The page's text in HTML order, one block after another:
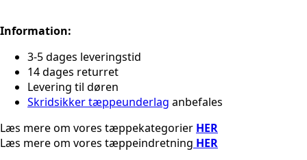
Information:
3-5 dages leveringstid
14 dages returret
Levering til døren
Skridsikker tæppeunderlag anbefales
Læs mere om vores tæppekategorier HER
Læs mere om vores tæppeindretning HER